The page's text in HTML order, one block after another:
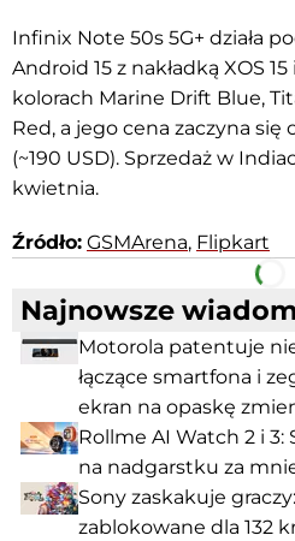
Infinix Note 50s 5G+ działa
Android 15 z nakładką XOS
kolorach Marine Drift Blue,
Red, a jego cena zaczyna się
(~190 USD). Sprzedaż w
kwietnia.
Źródło: GSMArena, Flipkart
Facebook
Najnowsze
Motorola patentuje
łączące smartfona i
ekran na opaskę
Rollme AI Watch 2 i
na nadgarstku za
Sony zaskakuje
zablokowane dla 132